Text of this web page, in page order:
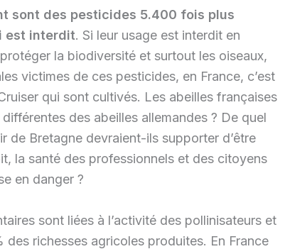
sont des pesticides 5.400 fois plus
est interdit. Si leur usage est interdit en
la biodiversité et surtout les oiseaux,
victimes de ces pesticides, en France, c’est
qui sont cultivés. Les abeilles françaises
des abeilles allemandes ? De quel
de Bretagne devraient-ils supporter d’être
la santé des professionnels et des citoyens
en danger ?
sont liées à l’activité des pollinisateurs et
des richesses agricoles produites. En France